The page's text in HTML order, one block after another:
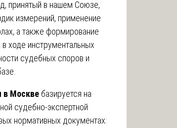
принятый в нашем Союзе,
измерений, применение
а также формирование
ходе инструментальных
судебных споров и
в Москве базируется на
судебно-экспертной
нормативных документах: